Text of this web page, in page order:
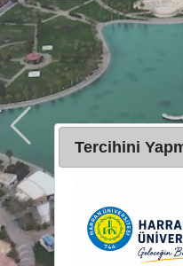
Tercihini